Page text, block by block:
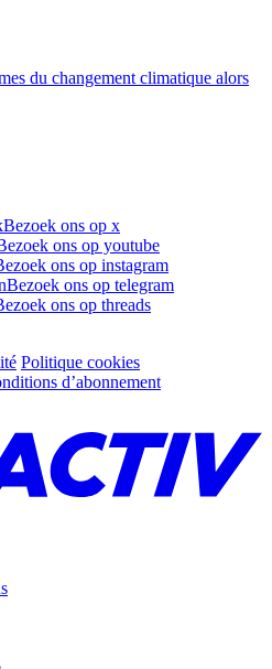
du changement climatique alors
Bezoek ons op x
ons op youtube
ons op instagram
Bezoek ons op telegram
ons op threads
Politique cookies
d’abonnement